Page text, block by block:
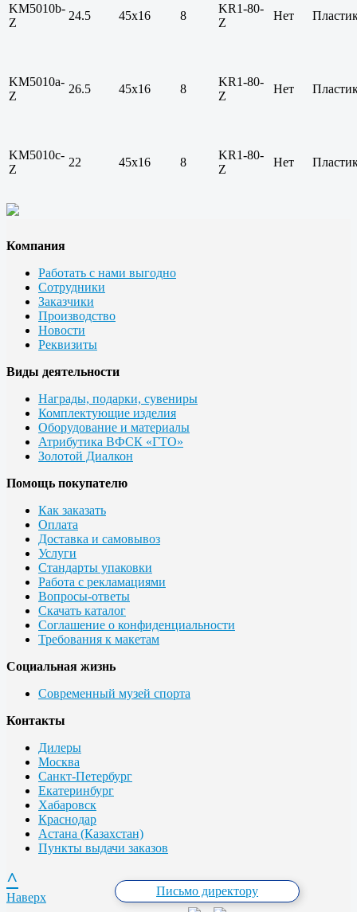
KM5010b-
Z
24.5 45х16 8
KR1-80-
Z
Нет
KM5010a-
Z
26.5 45х16 8
KR1-80-
Z
Нет
KM5010c-
Z
22 45х16 8
KR1-80-
Z
Нет
Компания
Работать с нами выгодно
Сотрудники
Заказчики
Производство
Новости
Реквизиты
Виды деятельности
Награды, подарки, сувениры
Комплектующие изделия
Оборудование и материалы
Атрибутика ВФСК «ГТО»
Золотой Диалкон
Помощь покупателю
Как заказать
Оплата
Доставка и самовывоз
Услуги
Стандарты упаковки
Работа с рекламациями
Вопросы-ответы
Скачать каталог
Соглашение о конфиденциальности
Требования к макетам
Социальная жизнь
Современный музей спорта
Контакты
Дилеры
Москва
Санкт-Петербург
Екатеринбург
Хабаровск
Краснодар
Астана (Казахстан)
Пункты выдачи заказов
Письмо директору
^
Наверх